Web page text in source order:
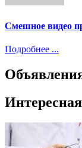
Смешное видео
Подробнее ...